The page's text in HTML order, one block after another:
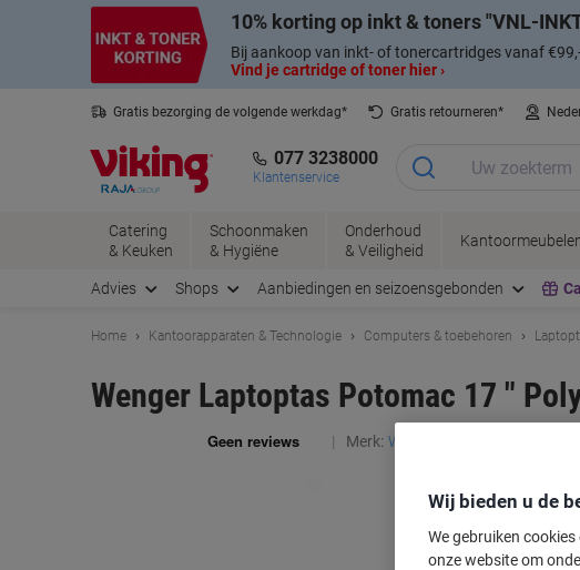
10% korting op inkt & toners VNL-
Bij aankoop van inkt- of tonercartridges vanaf
Vind je cartridge of toner hier ›
Gratis bezorging de volgende werkdag* Gratis retourneren*
077 3238000
Klantenservice
Catering
& Keuken
Schoonmaken
& Hygiëne
Onderhoud
& Veiligheid
Advies Shops Aanbiedingen en seizoensgebonden
Home Kantoorapparaten & Technologie Computers & toebehoren
Wenger Laptoptas Potomac 17 "
Merk: Wenger
Wij bieden u de
We gebruiken
onze website om